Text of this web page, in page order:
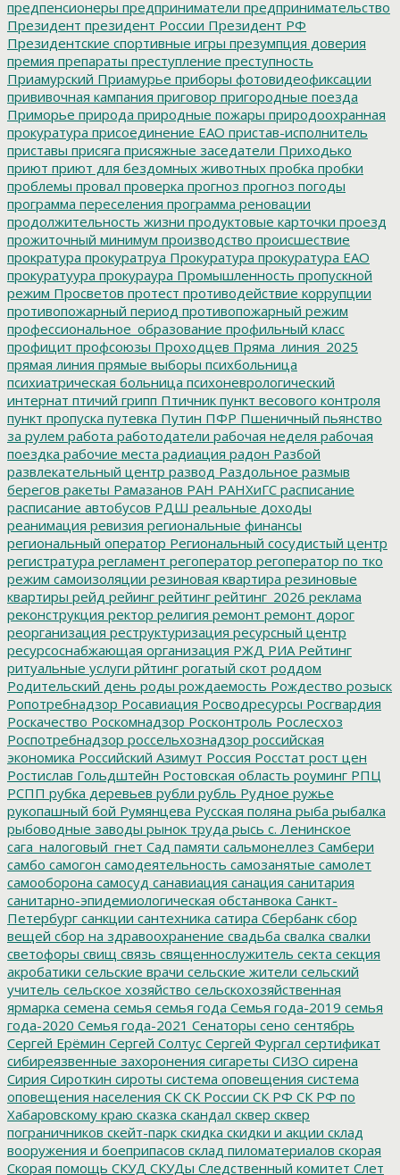
предпенсионеры предприниматели предпринимательство
Президент президент России Президент РФ
Президентские спортивные игры презумпция доверия
премия препараты преступление преступность
Приамурский Приамурье приборы фотовидеофиксации
прививочная кампания приговор пригородные поезда
Приморье природа природные пожары природоохранная
прокуратура присоединение ЕАО пристав-исполнитель
приставы присяга присяжные заседатели Приходько
приют приют для бездомных животных пробка пробки
проблемы провал проверка прогноз прогноз погоды
программа переселения программа реновации
продолжительность жизни продуктовые карточки проезд
прожиточный минимум производство происшествие
прократура прокуратруа Прокуратура прокуратура ЕАО
прокуратуура прокураура Промышленность пропускной
режим Просветов протест противодействие коррупции
противопожарный период противопожарный режим
профессиональное_образование профильный класс
профицит профсоюзы Проходцев Пряма_линия_2025
прямая линия прямые выборы психбольница
психиатрическая больница психоневрологический
интернат птичий грипп Птичник пункт весового контроля
пункт пропуска путевка Путин ПФР Пшеничный пьянство
за рулем работа работодатели рабочая неделя рабочая
поездка рабочие места радиация радон Разбой
развлекательный центр развод Раздольное размыв
берегов ракеты Рамазанов РАН РАНХиГС расписание
расписание автобусов РДШ реальные доходы
реанимация ревизия региональные финансы
региональный оператор Региональный сосудистый центр
регистратура регламент регоператор регоператор по тко
режим самоизоляции резиновая квартира резиновые
квартиры рейд рейинг рейтинг рейтинг_2026 реклама
реконструкция ректор религия ремонт ремонт дорог
реорганизация реструктуризация ресурсный центр
ресурсоснабжающая организация РЖД РИА Рейтинг
ритуальные услуги рйтинг рогатый скот роддом
Родительский день роды рождаемость Рождество розыск
Ропотребнадзор Росавиация Росводресурсы Росгвардия
Роскачество Роскомнадзор Росконтроль Рослесхоз
Роспотребнадзор россельхознадзор российская
экономика Российский Азимут Россия Росстат рост цен
Ростислав Гольдштейн Ростовская область роуминг РПЦ
РСПП рубка деревьев рубли рубль Рудное ружье
рукопашный бой Румянцева Русская поляна рыба рыбалка
рыбоводные заводы рынок труда рысь с. Ленинское
сага_налоговый_гнет Сад памяти сальмонеллез Самбери
самбо самогон самодеятельность самозанятые самолет
самооборона самосуд санавиация санация санитария
санитарно-эпидемиологическая обстанвока Санкт-
Петербург санкции сантехника сатира Сбербанк сбор
вещей сбор на здравоохранение свадьба свалка свалки
светофоры свищ связь священнослужитель секта секция
акробатики сельские врачи сельские жители сельский
учитель сельское хозяйство сельскохозяйственная
ярмарка семена семья семья года Семья года-2019 семья
года-2020 Семья года-2021 Сенаторы сено сентябрь
Сергей Ерёмин Сергей Солтус Сергей Фургал сертификат
сибиреязвенные захоронения сигареты СИЗО сирена
Сирия Сироткин сироты система оповещения система
оповещения населения СК СК России СК РФ СК РФ по
Хабаровскому краю сказка скандал сквер сквер
пограничников скейт-парк скидка скидки и акции склад
вооружения и боеприпасов склад пиломатериалов скорая
Скорая помощь СКУД СКУДы Следственный комитет Слет